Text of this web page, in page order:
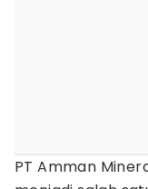
PT Amman